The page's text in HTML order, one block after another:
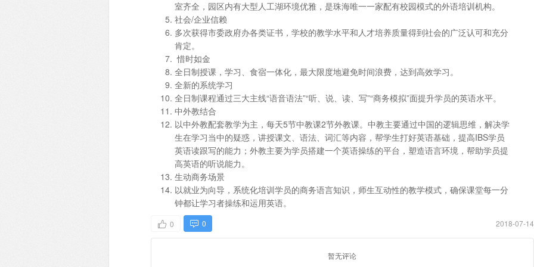
室齐全，园区内有大型人工湖环境优雅，是珠海唯一一家配有校园模式的外语培训机构。
社会/企业信赖
多次获得市委政府办各类证书，学校的教学水平和人才培养质量得到社会的广泛认可和充分
肯定。
惜时如金
全日制授课，学习、食宿一体化，最大限度地避免时间浪费，达到高效学习。
全新的系统学习
全日制课程通过三大主线“语音语法”“听、说、读、写”“商务模拟”面提升学员的英语水平。
中外教结合
以中外教配套教学为主，每天5节中教课2节外教课。中教主要通过中国的逻辑思维，解决学
生在学习当中的疑惑，讲授课文、语法、词汇等内容，帮学生打好英语基础，提高IBS学员
英语读跟写的能力；外教主要为学员搭建一个英语操练的平台，塑造语言环境，帮助学员提
高英语的听说能力。
生动商务场景
以就业为向导，系统化培训学员的商务语言知识，师生互动性的教学模式，确保课堂每一分
钟都让学习者操练和运用英语。
2018-07-14
0 0
暂无评论